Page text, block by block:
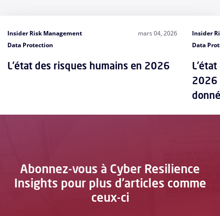
Insider Risk Management
Data Protection
mars 04, 2026
L'état des risques humains en 2026
Insider
Data
L'état
2026
Abonnez-vous à Cyber Resilience
Insights pour plus d'articles comme
ceux-ci